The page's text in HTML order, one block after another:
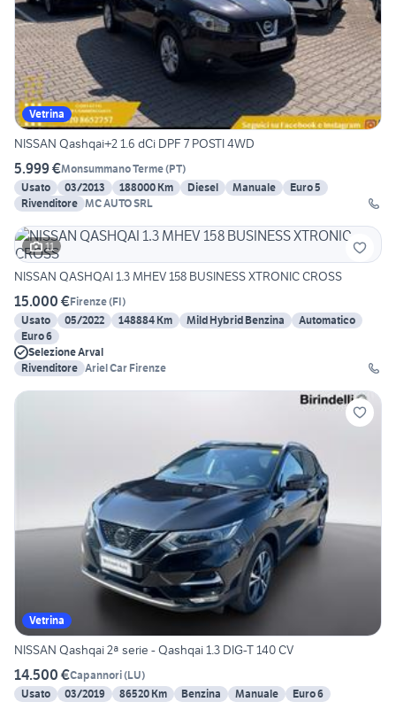
Vetrina
NISSAN Qashqai+2 1.6 dCi DPF 7 POSTI 4WD
5.999 €Monsummano Terme(PT)
Usato
03/2013 188000 Km Diesel Manuale
Euro 5
Rivenditore MC AUTO SRL
11
NISSAN QASHQAI 1.3 MHEV 158 BUSINESS XTRONIC CROSS
15.000 €Firenze(FI)
Usato
05/2022 148884 Km Mild Hybrid Benzina
Automatico
Euro 6
Selezione Arval
Rivenditore Ariel Car Firenze
Vetrina
NISSAN Qashqai 2ª serie - Qashqai 1.3 DIG-T 140 CV
14.500 €Capannori(LU)
Usato
03/2019 86520 Km Benzina Manuale
Euro 6